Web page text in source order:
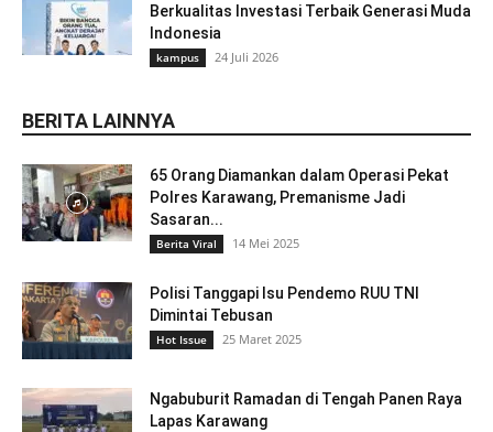
Berkualitas Investasi Terbaik Generasi Muda
Indonesia
kampus 24 Juli 2026
BERITA LAINNYA
65 Orang Diamankan dalam Operasi Pekat
Polres Karawang, Premanisme Jadi
Sasaran...
Berita Viral 14 Mei 2025
Polisi Tanggapi Isu Pendemo RUU TNI
Dimintai Tebusan
Hot Issue 25 Maret 2025
Ngabuburit Ramadan di Tengah Panen Raya
Lapas Karawang